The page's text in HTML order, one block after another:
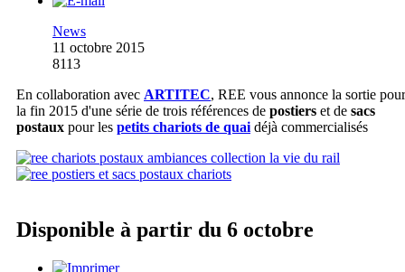
News
11 octobre 2015
8113
En collaboration avec ARTITEC, REE vous annonce la sortie pour
la fin 2015 d'une série de trois références de postiers et de sacs
postaux pour les petits chariots de quai déjà commercialisés
Disponible à partir du 6 octobre